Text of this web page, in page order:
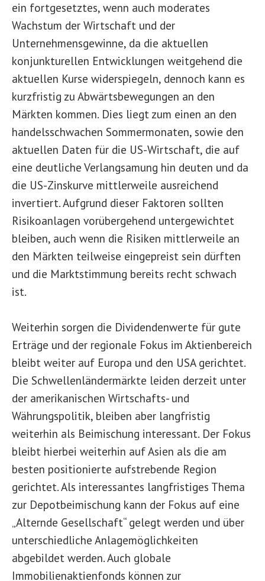
ein fortgesetztes, wenn auch moderates
Wachstum der Wirtschaft und der
Unternehmensgewinne, da die aktuellen
konjunkturellen Entwicklungen weitgehend die
aktuellen Kurse widerspiegeln, dennoch kann es
kurzfristig zu Abwärtsbewegungen an den
Märkten kommen. Dies liegt zum einen an den
handelsschwachen Sommermonaten, sowie den
aktuellen Daten für die US-Wirtschaft, die auf
eine deutliche Verlangsamung hin deuten und da
die US-Zinskurve mittlerweile ausreichend
invertiert. Aufgrund dieser Faktoren sollten
Risikoanlagen vorübergehend untergewichtet
bleiben, auch wenn die Risiken mittlerweile an
den Märkten teilweise eingepreist sein dürften
und die Marktstimmung bereits recht schwach
ist.
Weiterhin sorgen die Dividendenwerte für gute
Erträge und der regionale Fokus im Aktienbereich
bleibt weiter auf Europa und den USA gerichtet.
Die Schwellenländermärkte leiden derzeit unter
der amerikanischen Wirtschafts- und
Währungspolitik, bleiben aber langfristig
weiterhin als Beimischung interessant. Der Fokus
bleibt hierbei weiterhin auf Asien als die am
besten positionierte aufstrebende Region
gerichtet. Als interessantes langfristiges Thema
zur Depotbeimischung kann der Fokus auf eine
„Alternde Gesellschaft“ gelegt werden und über
unterschiedliche Anlagemöglichkeiten
abgebildet werden. Auch globale
Immobilienaktienfonds können zur